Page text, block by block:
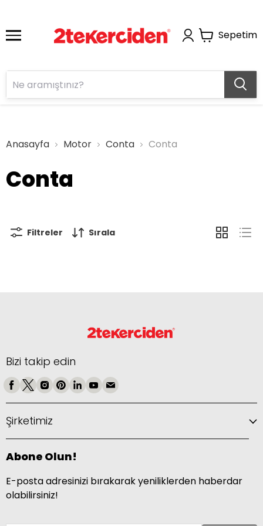
Sepetim
Anasayfa Motor Conta Conta
Conta
Filtreler Sırala
Bizi takip edin
Şirketimiz
Abone Olun!
E-posta adresinizi bırakarak yeniliklerden haberdar
olabilirsiniz!